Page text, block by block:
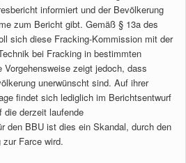
informiert und der Bevölkerung
zum Bericht gibt. Gemäß § 13a des
sich diese Fracking-Kommission mit der
bei Fracking in bestimmten
zeigt jedoch, dass
unerwünscht sind. Auf ihrer
findet sich lediglich im Berichtsentwurf
derzeit laufende
den BBU ist dies ein Skandal, durch den
Farce wird.